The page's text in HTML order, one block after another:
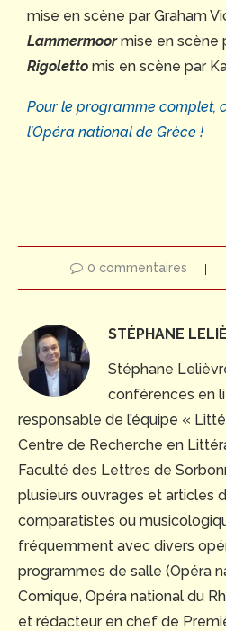
mise en scène par Graham
Lammermoormise en scène
Rigoletto mis en scène par
Pour le programme complet,
l’Opéra national de Grèce !
0 commentaires
STÉPHANE
Stéphane
conférences en
responsable de l’équipe «
Centre de Recherche en
Faculté des Lettres de
plusieurs ouvrages et articles
comparatistes ou
fréquemment avec divers
programmes de salle (Opéra
Comique, Opéra national du
et rédacteur en chef de